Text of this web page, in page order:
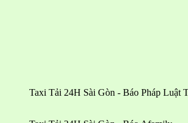
Taxi Tải 24H Sài Gòn - Báo Pháp Luật